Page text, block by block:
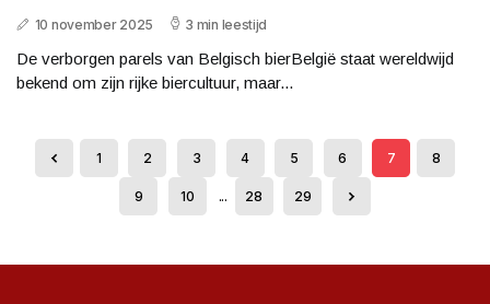
10 november 2025 3 min leestijd
De verborgen parels van Belgisch bierBelgië staat wereldwijd
bekend om zijn rijke biercultuur, maar...
1 2 3 4 5 6 7 8
9 10 ... 28 29